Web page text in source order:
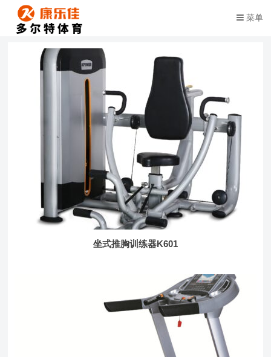
菜单
坐式推胸训练器K601